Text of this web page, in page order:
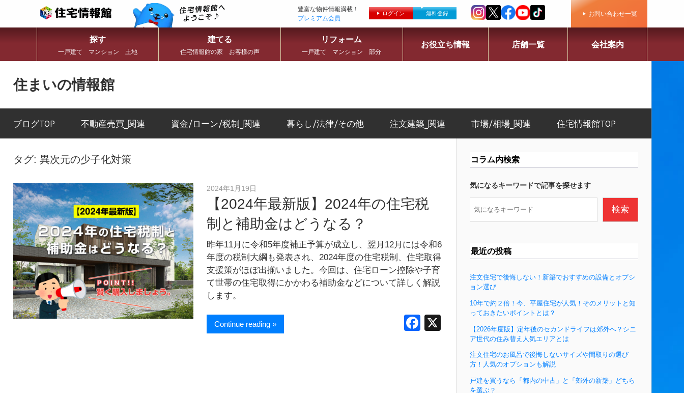
豊富な物件情報満載！
プレミアム会員
ログイン 無料登録 お問い合わせ一覧
探す
一戸建て マンション 土地
建てる
住宅情報館の家 お客様の声
リフォーム
一戸建て マンション 部分
お役立ち情報 店舗一覧 会社案内
住まいの情報館
ま
と
暮
し
に
立
つ
情
報
を
お
届
け
し
ま
す
！
ブログTOP 不動産売買_関連 資金/ローン/税制_関連 暮らし/法律/その他 注文建築_関連 市場/相場_関連 住宅情報館TOP
タグ: 異次元の少子化対策
2024年1月19日
【2024年最新版】2024年の住宅税
制と補助金はどうなる？
昨年11月に令和5年度補正予算が成立し、翌月12月には令和6
年度の税制大綱も発表され、2024年度の住宅税制、住宅取得
支援策がほぼ出揃いました。今回は、住宅ローン控除や子育
て世帯の住宅取得にかかわる補助金などについて詳しく解説
します。
F
Continue reading »
コラム内検索
気になるキーワードで記事を探せます
索
検索
最近の投稿
注文住宅で後悔しない！新築でおすすめの設備とオプシ
ョン選び
10年で約２倍！今、平屋住宅が人気！そのメリットと知
っておきたいポイントとは？
【2026年度版】定年後のセカンドライフは郊外へ？シニ
ア世代の住み替え人気エリアとは
注文住宅のお風呂で後悔しないサイズや間取りの選び
方！人気のオプションも解説
戸建を買うなら「都内の中古」と「郊外の新築」どちら
を選ぶ？